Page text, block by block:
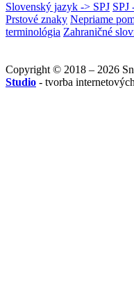
Slovenský jazyk -> SPJ SPJ
Prstové znaky Nepriame
terminológia Zahraničné
Copyright © 2018 – 2026
Studio - tvorba